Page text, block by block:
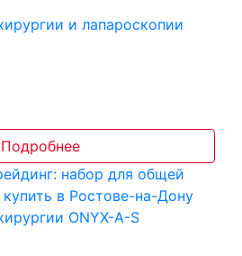
и лапароскопии
Подробнее
ONYX-A-S